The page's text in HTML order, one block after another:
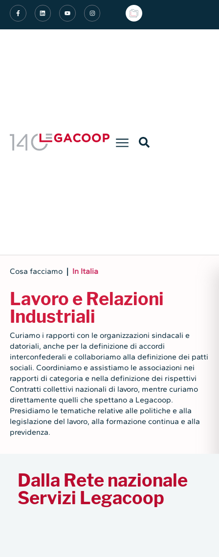
Cosa facciamo In Italia
Lavoro e Relazioni
Industriali
Curiamo i rapporti con le organizzazioni sindacali e
datoriali, anche per la definizione di accordi
interconfederali e collaboriamo alla definizione dei patti
sociali. Coordiniamo e assistiamo le associazioni nei
rapporti di categoria e nella definizione dei rispettivi
Contratti collettivi nazionali di lavoro, mentre curiamo
direttamente quelli che spettano a Legacoop.
Presidiamo le tematiche relative alle politiche e alla
legislazione del lavoro, alla formazione continua e alla
previdenza.
Dalla Rete nazionale
Servizi Legacoop